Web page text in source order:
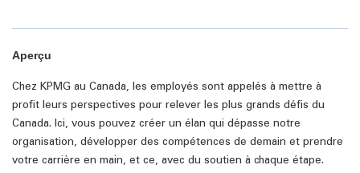
Aperçu
Chez KPMG au Canada, les employés sont appelés à mettre à
profit leurs perspectives pour relever les plus grands défis du
Canada. Ici, vous pouvez créer un élan qui dépasse notre
organisation, développer des compétences de demain et prendre
votre carrière en main, et ce, avec du soutien à chaque étape.